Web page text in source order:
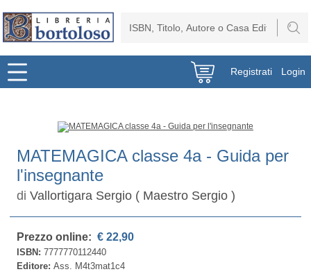
Registrati Login
MATEMAGICA classe 4a - Guida per
l'insegnante
diVallortigara Sergio ( Maestro Sergio )
Prezzo online: € 22,90
ISBN:7777770112440
Editore:Ass. M4t3mat1c4